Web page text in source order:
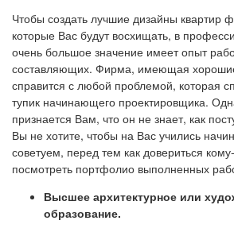
Чтобы создать лучшие дизайны квартир
которые Вас будут восхищать, в
очень большое значение имеет опыт
составляющих. Фирма, имеющая
справится с любой проблемой, которая
тупик начинающего проектировщика.
признается Вам, что он не знает, как
Вы не хотите, чтобы на Вас учились
советуем, перед тем как довериться
посмотреть портфолио выполненных
Высшее архитектурное или
образование.